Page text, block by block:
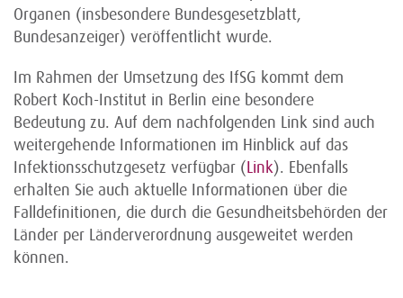
Organen (insbesondere Bundesgesetzblatt,
Bundesanzeiger) veröffentlicht wurde.
Im Rahmen der Umsetzung des IfSG kommt dem
Robert Koch-Institut in Berlin eine besondere
Bedeutung zu. Auf dem nachfolgenden Link sind auch
weitergehende Informationen im Hinblick auf das
Infektionsschutzgesetz verfügbar ( Link). Ebenfalls
erhalten Sie auch aktuelle Informationen über die
Falldefinitionen, die durch die Gesundheitsbehörden der
Länder per Länderverordnung ausgeweitet werden
können.